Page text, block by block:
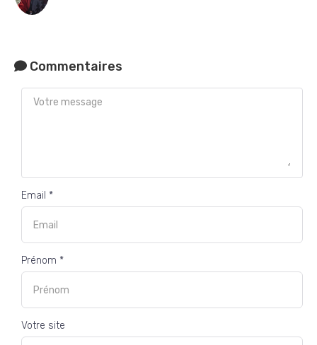
Commentaires
Email *
Prénom *
Votre site